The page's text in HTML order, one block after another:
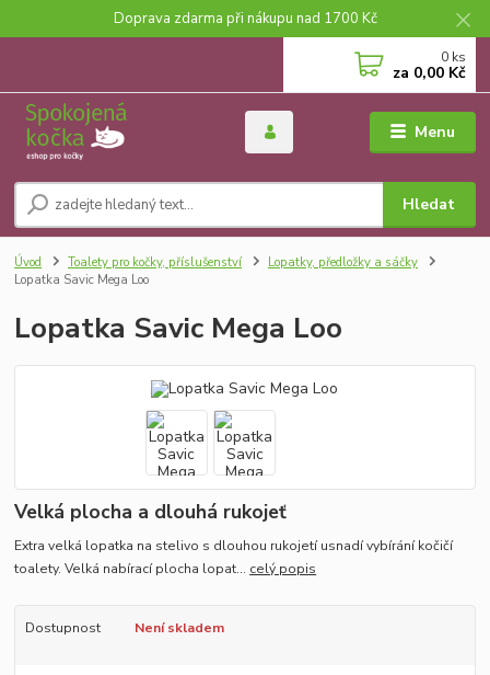
Doprava zdarma při nákupu nad 1700 Kč
Menu
Hledat
0 ks
za 0,00 Kč
Úvod Toalety pro kočky, příslušenství
Lopatky, předložky a sáčky
Lopatka Savic Mega Loo
Lopatka Savic Mega Loo
Velká plocha a dlouhá rukojeť
Extra velká lopatka na stelivo s dlouhou rukojetí usnadí vybírání kočičí
toalety. Velká nabírací plocha lopat... celý popis
Dostupnost Není skladem